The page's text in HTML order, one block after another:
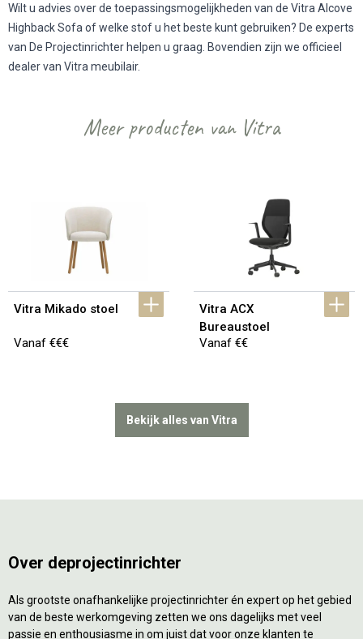
Wilt u advies over de toepassingsmogelijkheden van de Vitra Alcove
Highback Sofa of welke stof u het beste kunt gebruiken? De experts
van De Projectinrichter helpen u graag. Bovendien zijn we officieel
dealer van Vitra meubilair.
Meer producten van Vitra
Vitra Mikado stoel
Vanaf €€€
Vitra ACX
Bureaustoel
Vanaf €€
Bekijk alles van Vitra
Over deprojectinrichter
Als grootste onafhankelijke projectinrichter én expert op het gebied
van de beste werkomgeving zetten we ons dagelijks met veel
passie en enthousiasme in om juist dat voor onze klanten te